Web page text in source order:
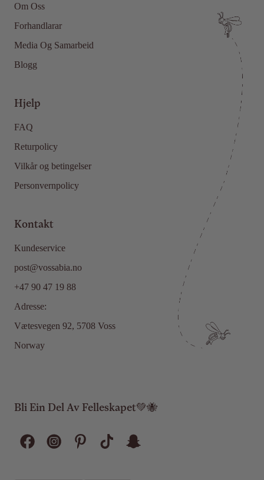
Om Oss
Forhandlarar
Media Og Samarbeid
Blogg
Hjelp
FAQ
Returpolicy
Vilkår og betingelser
Personvernpolicy
Kontakt
Kundeservice
post@vossabia.no
+47 90 47 19 88
Adresse:
Vætesvegen 92, 5708 Voss
Norway
Bli Ein Del Av Felleskapet💚🐝